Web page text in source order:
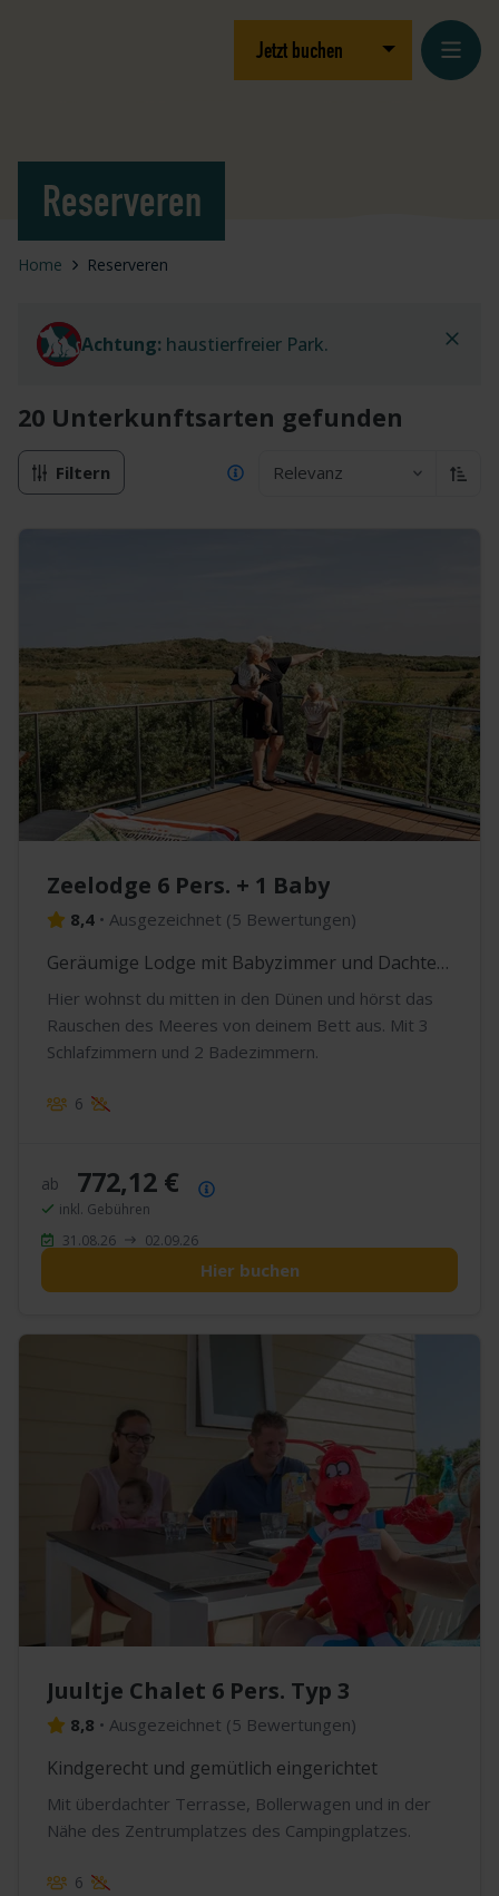
Jetzt buchen Dropdown
Reserveren
Home Reserveren
Achtung: haustierfreier Park.
20 Unterkunftsarten gefunden
Filtern Relevanz
Zeelodge 6 Pers. + 1 Baby
8,4 • Ausgezeichnet (5 Bewertungen)
Geräumige Lodge mit Babyzimmer und Dachterrasse
Hier wohnst du mitten in den Dünen und hörst das
Rauschen des Meeres von deinem Bett aus. Mit 3
Schlafzimmern und 2 Badezimmern.
6
ab 772,12 €
inkl. Gebühren
31.08.26
02.09.26
Hier buchen
Juultje Chalet 6 Pers. Typ 3
8,8 • Ausgezeichnet (5 Bewertungen)
Kindgerecht und gemütlich eingerichtet
Mit überdachter Terrasse, Bollerwagen und in der
Nähe des Zentrumplatzes des Campingplatzes.
6